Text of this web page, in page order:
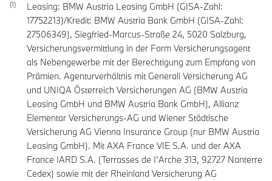
Leasing: BMW Austria Leasing GmbH (GISA-Zahl:
17752213)/Kredit: BMW Austria Bank GmbH (GISA-Zahl:
27506349), Siegfried-Marcus-Straße 24, 5020 Salzburg,
Versicherungsvermittlung in der Form Versicherungsagent
als Nebengewerbe mit der Berechtigung zum Empfang von
Prämien. Agenturverhältnis mit Generali Versicherung AG
und UNIQA Österreich Versicherungen AG (BMW Austria
Leasing GmbH und BMW Austria Bank GmbH), Allianz
Elementar Versicherungs-AG und Wiener Städtische
Versicherung AG Vienna Insurance Group (nur BMW Austria
Leasing GmbH). Mit AXA France VIE S.A. und der AXA
France IARD S.A. (Terrasses de I’Arche 313, 92727 Nanterre
Cedex) sowie mit der Rheinland Versicherung AG